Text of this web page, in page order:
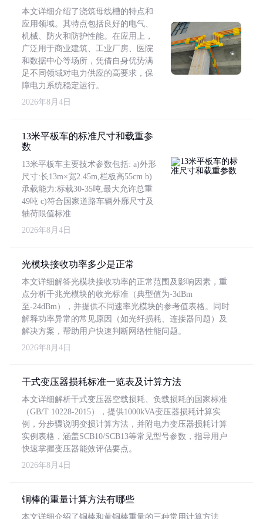
本文详细介绍了浇筑母线槽的特点和
应用领域。其特点包括良好的电气、
机械、防火和防护性能。在应用上，
广泛用于商业建筑、工业厂房、医院
和数据中心等场所，凭借自身优势满
足不同领域对电力供应的高要求，保
障电力系统稳定运行。
2026年8月4日
13米平板车的标准尺寸和载重参
数
13米平板车主要技术参数包括: a)外形
尺寸:长13m×宽2.45m,栏板高55cm b)
承载能力:标载30-35吨,最大允许总重
49吨 c)符合国家道路车辆外廓尺寸及
轴荷限值标准
2026年8月4日
光模块接收功率多少是正常
本文详细解答光模块接收功率的正常范围及影响因素，重
点分析千兆光模块的收光标准（典型值为-3dBm
至-24dBm），并提供不同速率光模块的参考值表格。同时
解释功率异常的常见原因（如光纤损耗、连接器问题）及
解决方案，帮助用户快速判断网络性能问题。
2026年8月4日
干式变压器损耗标准一览表及计算方法
本文详细解析干式变压器空载损耗、负载损耗的国家标准
（GB/T 10228-2015），提供1000kVA变压器损耗计算实
例，分步骤说明变损计算方法，并附电力变压器损耗计算
实例表格，涵盖SCB10/SCB13等常见型号参数，指导用户
快速掌握变压器能效评估要点。
2026年8月4日
铜棒的重量计算方法有哪些
本文详细介绍了铜棒和黄铜棒重量的三种常用计算方法